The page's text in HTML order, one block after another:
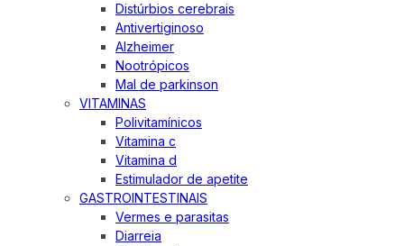
Distúrbios cerebrais
Antivertiginoso
Alzheimer
Nootrópicos
Mal de parkinson
VITAMINAS
Polivitamínicos
Vitamina c
Vitamina d
Estimulador de apetite
GASTROINTESTINAIS
Vermes e parasitas
Diarreia